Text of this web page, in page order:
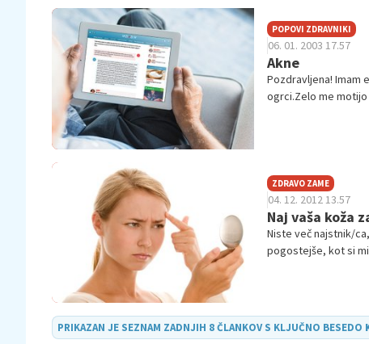
POPOVI ZDRAVNIKI
06. 01. 2003 17.57
Akne
Pozdravljena! Imam
ogrci.Zelo me
ZDRAVO ZAME
04. 12. 2012 13.57
Naj vaša koža
Niste več najstnik/
pogostejše, kot si
PRIKAZAN JE SEZNAM ZADNJIH 8 ČLANKOV S KLJUČNO BESEDO